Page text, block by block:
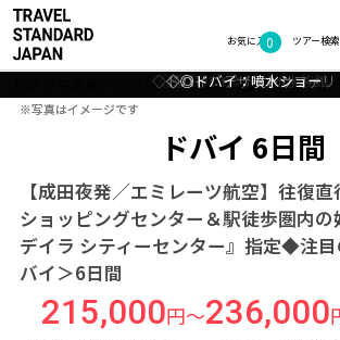
お気に入り
0 ツアー検索
中近東・アフリカ アラブ首長国連邦 ドバイ
ドバイ 6日間
【成田夜発／エミレーツ航空】往復
ショッピングセンター＆駅徒歩圏内の
デイラ シティーセンター』指定◆注
バイ＞6日間
215,000円～236,000
◇◎ドバイ：メトロ
◇◎ドバイ：ドバイ水族館
◇ドバイ：デザートサファリ
◇◎ドバイ：噴水ショー
◇◎ドバイ：香辛料
※写真はイメージです
※写真はイメージです